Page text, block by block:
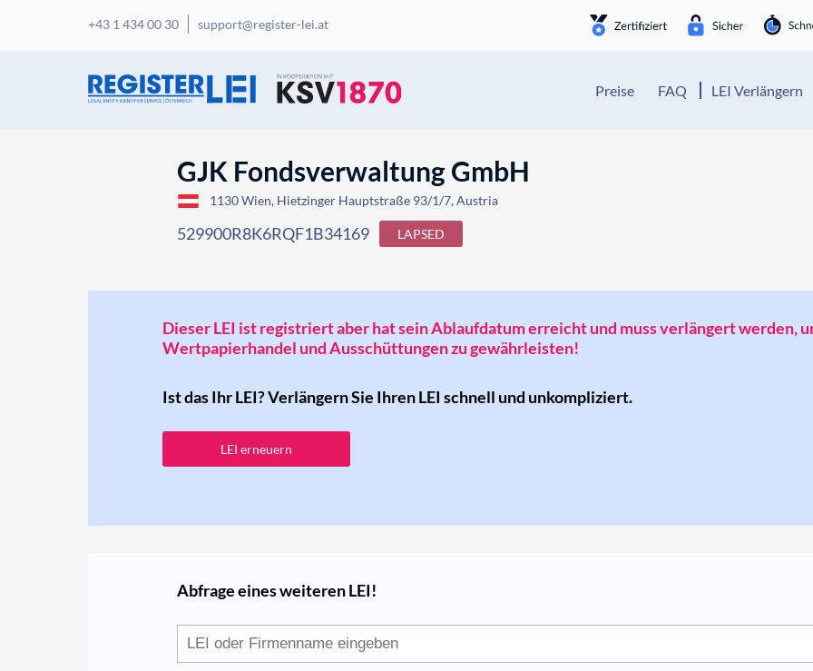
+43 1 434 00 30 support@register-lei.at
Preise FAQ LEI Verlängern
GJK Fondsverwaltung GmbH
1130 Wien, Hietzinger Hauptstraße 93/1/7, Austria
529900R8K6RQF1B34169 LAPSED
Dieser LEI ist registriert aber hat sein Ablaufdatum erreicht und muss verlängert werden,
Wertpapierhandel und Ausschüttungen zu gewährleisten!
Ist das Ihr LEI? Verlängern Sie Ihren LEI schnell und unkompliziert.
LEI erneuern
Abfrage eines weiteren LEI!